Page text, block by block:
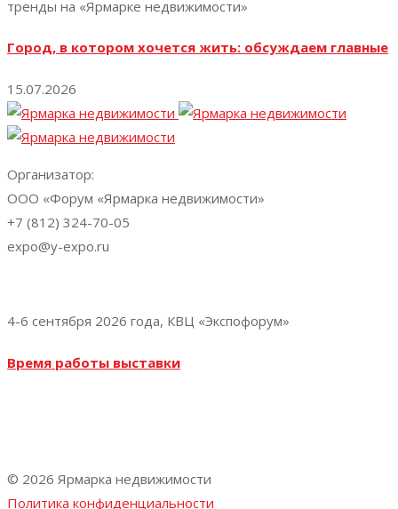
Город, в котором хочется жить: обсуждаем главные
15.07.2026
Организатор:
ООО «Форум «Ярмарка недвижимости»
+7 (812) 324-70-05
expo@y-expo.ru
4-6 сентября 2026 года, КВЦ «Экспофорум»
Время работы выставки
© 2026 Ярмарка недвижимости
Политика конфиденциальности